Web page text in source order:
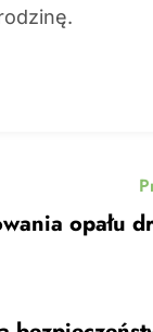
opału